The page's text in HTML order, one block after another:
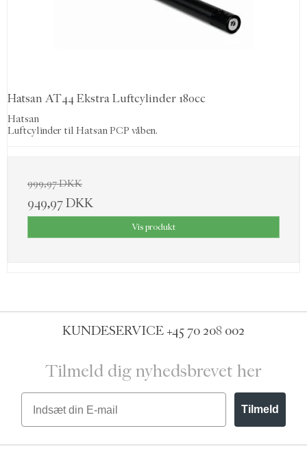
Hatsan AT44 Ekstra Luftcylinder 180cc
Hatsan
Luftcylinder til Hatsan PCP våben.
999,97 DKK
949,97 DKK
Vis produkt
KUNDESERVICE+45 70 208 002
Tilmeld dig nyhedsbrevet her
Email
Tilmeld